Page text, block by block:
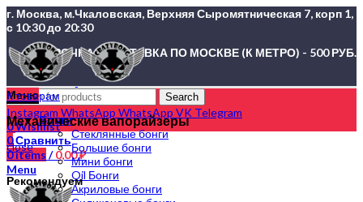
г. Москва, м.Чкаловская, Верхняя Сыромятническая 7, корп 1,
с 10:30 до 20:30
СРОЧНАЯ ДОСТАВКА ПО МОСКВЕ (К МЕТРО) - 500 РУБ.
Search
Instagram WhatsApp WhatsApp VK Telegram
0Wishlist
0Сравнить
0items / 0,00₽
Menu
Меню
Бонги
Стеклянные бонги
Большие бонги
Мини бонги
Oil Бонги
Акриловые бонги
К товарам
Механические вапорайзеры
close
Рекомендуем